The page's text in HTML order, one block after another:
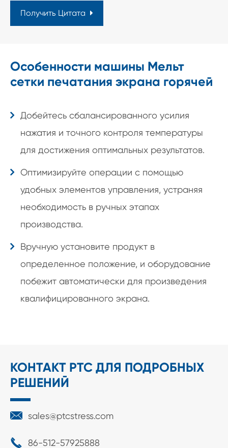
Получить Цитата
Особенности машины Мельт
сетки печатания экрана горячей
Добейтесь сбалансированного усилия
нажатия и точного контроля температуры
для достижения оптимальных результатов.
Оптимизируйте операции с помощью
удобных элементов управления, устраняя
необходимость в ручных этапах
производства.
Вручную установите продукт в
определенное положение, и оборудование
побежит автоматически для произведения
квалифицированного экрана.
КОНТАКТ PTC ДЛЯ ПОДРОБНЫХ
РЕШЕНИЙ
 sales@ptcstress.com
 86-512-57925888